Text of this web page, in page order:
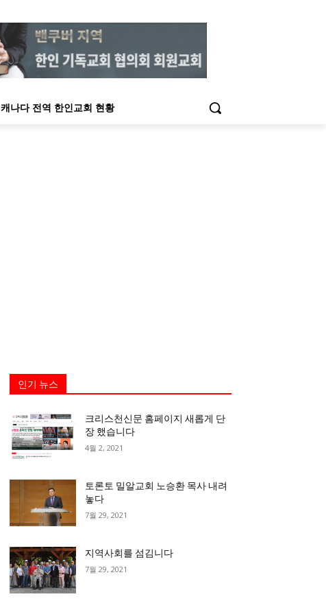
캐나다 전역 한인교회 현황
인기 뉴스
크리스천신문 홈페이지 새롭게 단
장 했습니다
4월 2, 2021
토론토 밀알교회 노승환 목사 내려
놓다
7월 29, 2021
지역사회를 섬김니다
7월 29, 2021